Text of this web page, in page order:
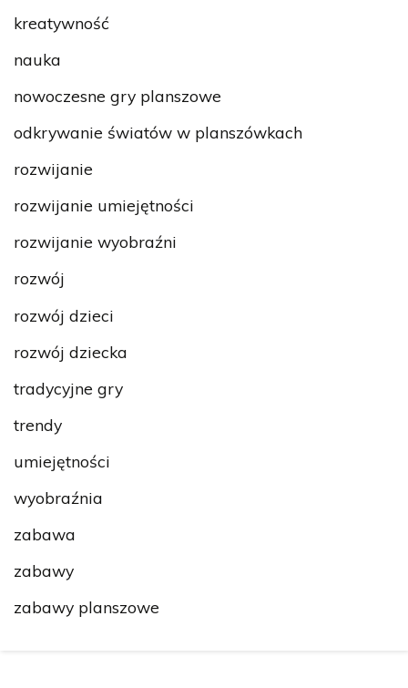
kreatywność
nauka
nowoczesne gry planszowe
odkrywanie światów w planszówkach
rozwijanie
rozwijanie umiejętności
rozwijanie wyobraźni
rozwój
rozwój dzieci
rozwój dziecka
tradycyjne gry
trendy
umiejętności
wyobraźnia
zabawa
zabawy
zabawy planszowe